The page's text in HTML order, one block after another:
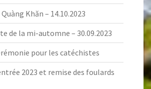
Khăn – 14.10.2023
de la mi-automne – 30.09.2023
pour les catéchistes
2023 et remise des foulards